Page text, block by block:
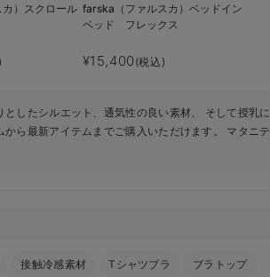
）スクロール farska（ファルスカ）ベッドイン
ベッド フレックス
¥15,400 (税込)
したシルエット、通気性の良い素材、 そして授乳に
ら最新アイテムまでご購入いただけます。 マタニテ
接触冷感素材 Tシャツブラ ブラトップ